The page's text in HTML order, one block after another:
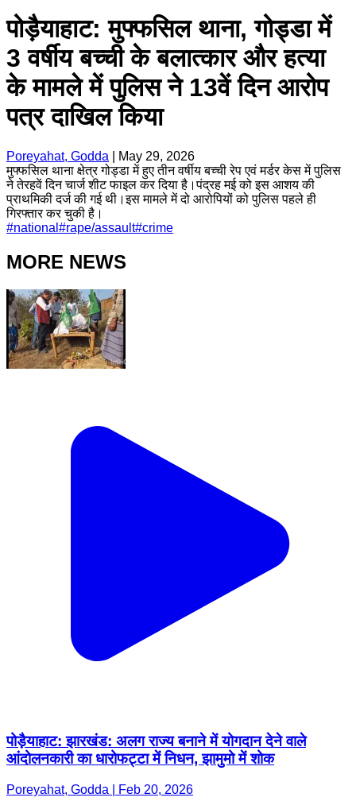
पोड़ैयाहाट: मुफ्फसिल थाना, गोड्डा में
3 वर्षीय बच्ची के बलात्कार और हत्या
के मामले में पुलिस ने 13वें दिन आरोप
पत्र दाखिल किया
Poreyahat, Godda
May 29, 2026
मुफ्फसिल थाना क्षेत्र गोड्डा में हुए तीन वर्षीय बच्ची रेप एवं मर्डर केस में पुलिस
ने तेरहवें दिन चार्ज शीट फाइल कर दिया है।पंद्रह मई को इस आशय की
प्राथमिकी दर्ज की गई थी।इस मामले में दो आरोपियों को पुलिस पहले ही
गिरफ्तार कर चुकी है।
#national #rape/assault#crime
MORE NEWS
पोड़ैयाहाट: झारखंड: अलग राज्य बनाने में योगदान देने वाले
आंदोलनकारी का धारोफट्टा में निधन, झामुमो में शोक
Poreyahat, Godda | Feb 20, 2026